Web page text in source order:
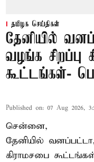
தமிழக செய்திகள்
தேனியில்
வழங்க சிறப்பு
கூட்டங்கள்-
Published on: 07 Aug 2026,
சென்னை,
தேனியில்
கிராமசபை